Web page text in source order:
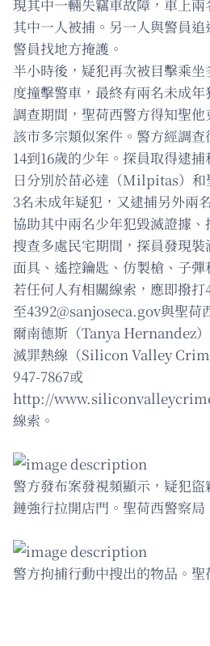
現其中一輛失竊車故障，車上兩
其中一人被捕。另一人與警員
警員找地方掩護。
半小時後，疑犯再次被目擊乘
度撞擊警車，最終有兩名未成年
調查期間，聖荷西警方得知聖
該市多宗類似案件。警方經調
14到16歲的少年。探員取得逮
日分別於苗必達（Milpitas）和
3名未成年疑犯，又逮捕另外兩
協助其中兩名少年犯毀滅證據、
搜查多處民宅期間，探員發現
面具、遙控鑰匙、仿製槍、子彈
若任何人有相關線索，應即撥打
至4392@sanjoseca.gov與聖荷
爾南德斯（Tanya Hernandez
滅罪熱線（Silicon Valley
947-7867或
http://
線索。
警方發布案發視頻顯示，疑犯
鏈強行拉開店門。聖荷西警察局
警方拘捕行動中搜出的物品。聖